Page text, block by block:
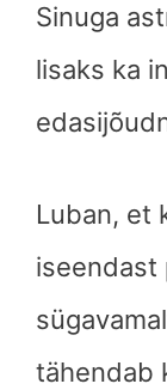
Sinuga
lisaks ka
Luban, et
iseendast
tähendab